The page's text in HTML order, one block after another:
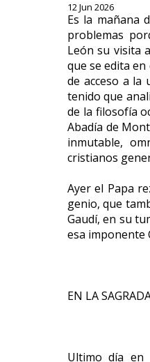
12 Jun 2026
Es la mañana
problemas
León su visita
que se edita
de acceso a la
tenido que
de la filosofía
Abadía de
inmutable,
cristianos
Ayer el Papa
genio, que
Gaudí, en su
esa imponente
EN LA
Ultimo día en